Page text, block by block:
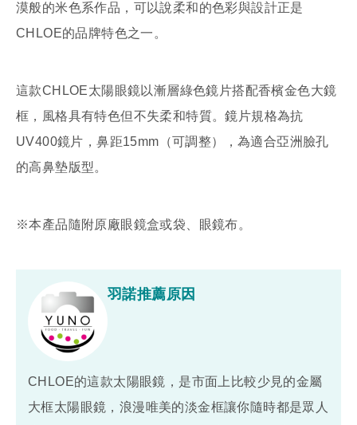
漠般的米色系作品，可以說柔和的色彩與設計正是
CHLOE的品牌特色之一。
這款CHLOE太陽眼鏡以漸層綠色鏡片搭配香檳金色大鏡
框，風格具有特色但不失柔和特質。鏡片規格為抗
UV400鏡片，鼻距15mm（可調整），為適合亞洲臉孔
的高鼻墊版型。
※本產品隨附原廠眼鏡盒或袋、眼鏡布。
羽諾推薦原因
CHLOE的這款太陽眼鏡，是市面上比較少見的金屬
大框太陽眼鏡，浪漫唯美的淡金框讓你隨時都是眾人